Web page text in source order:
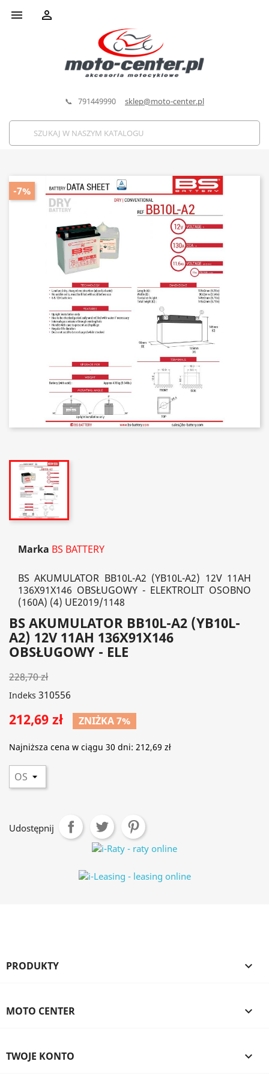
 
📞 791449990 sklep@moto-center.pl
-7%
Marka BS BATTERY
BS AKUMULATOR BB10L-A2 (YB10L-A2) 12V 11AH
136X91X146 OBSŁUGOWY - ELEKTROLIT OSOBNO
(160A) (4) UE2019/1148
BS AKUMULATOR BB10L-A2 (YB10L-
A2) 12V 11AH 136X91X146
OBSŁUGOWY - ELE
228,70 zł
Indeks 310556
212,69 zł ZNIŻKA 7%
Najniższa cena w ciągu 30 dni: 212,69 zł
Udostępnij
PRODUKTY 
MOTO CENTER 
TWOJE KONTO 